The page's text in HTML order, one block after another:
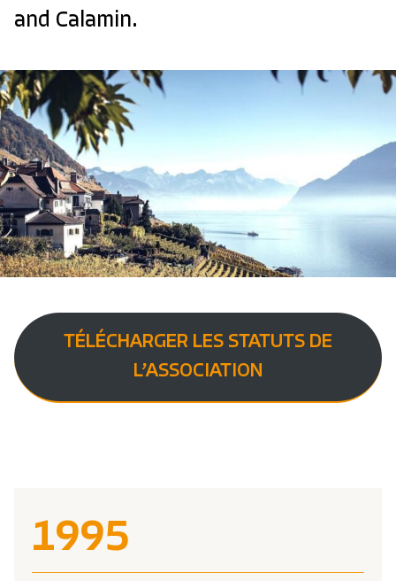
and Calamin.
TÉLÉCHARGER LES STATUTS DE
L’ASSOCIATION
1995